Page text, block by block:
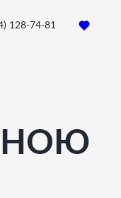
128-74-81